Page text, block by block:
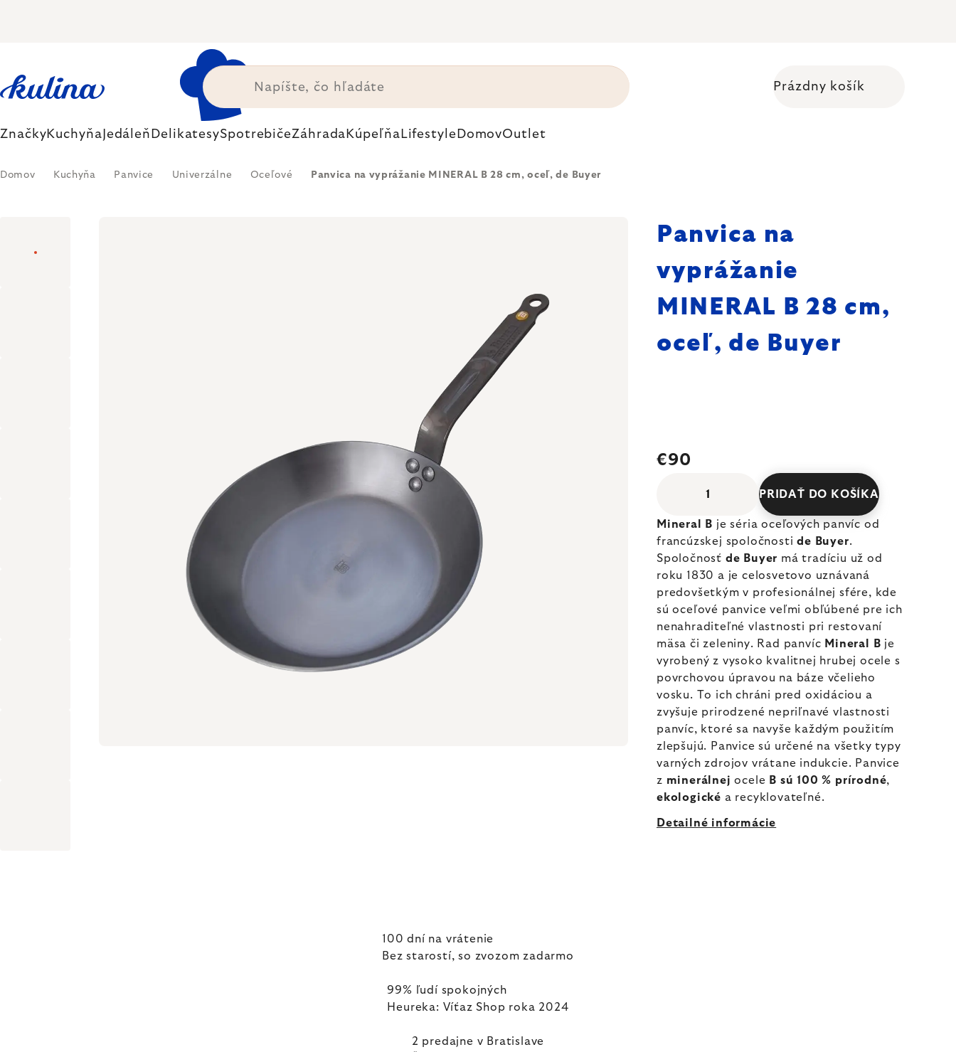
Prázdny košík
ZnačkyKuchyňa Jedáleň DelikatesySpotrebičeZáhrada Kúpeľňa Lifestyle DomovOutlet
Domov Kuchyňa Panvice Univerzálne Oceľové Panvica na vyprážanie MINERAL B 28 cm, oceľ, de Buyer
Panvica na
vyprážanie
MINERAL B 28 cm,
oceľ, de Buyer
€90
PRIDAŤ DO KOŠÍKA
Mineral B je séria oceľových panvíc od
francúzskej spoločnostide Buyer.
Spoločnosť de Buyer má tradíciu už od
roku 1830 a je celosvetovo uznávaná
predovšetkým v profesionálnej sfére, kde
sú oceľové panvice veľmi obľúbené pre ich
nenahraditeľné vlastnosti pri restovaní
mäsa či zeleniny. Rad panvíc Mineral B je
vyrobený z vysoko kvalitnej hrubej ocele s
povrchovou úpravou na báze včelieho
vosku. To ich chráni pred oxidáciou a
zvyšuje prirodzené nepriľnavé vlastnosti
panvíc, ktoré sa navyše každým použitím
zlepšujú. Panvice sú určené na všetky typy
varných zdrojov vrátane indukcie. Panvice
z minerálnej ocele B sú 100 % prírodné,
ekologické a recyklovateľné.
Detailné informácie
100 dní na vrátenie
Bez starostí, so zvozom zadarmo
99% ľudí spokojných
Heureka: Víťaz Shop roka 2024
2 predajne v Bratislave